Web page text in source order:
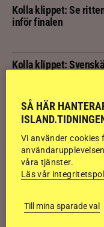
Kolla klippet: Se
inför finalen
Kolla klippet:
av sexåringarna på
Kolla klippet:
Svensk bakom
SÅ HÄR
Vi använder cookies
våra tjänster.
Läs vår
Till mina sparade val